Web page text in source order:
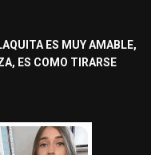
ES MUY AMABLE,
ES COMO TIRARSE